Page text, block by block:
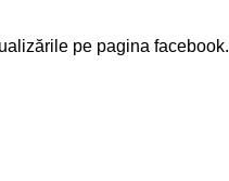
pe pagina facebook.